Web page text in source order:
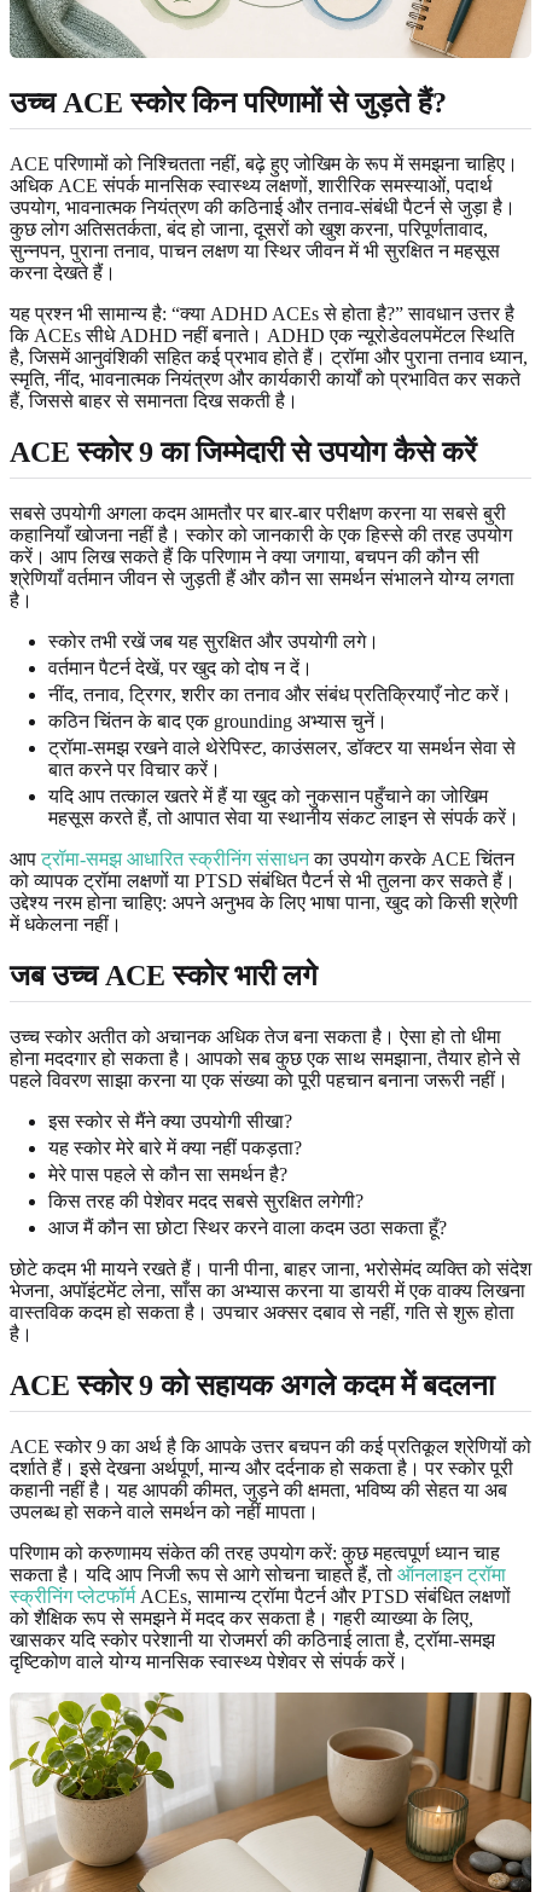
उच्च ACE स्कोर किन परिणामों से जुड़ते हैं?
ACE परिणामों को निश्चितता नहीं, बढ़े हुए जोखिम के रूप में समझना चाहिए।
अधिक ACE संपर्क मानसिक स्वास्थ्य लक्षणों, शारीरिक समस्याओं, पदार्थ
उपयोग, भावनात्मक नियंत्रण की कठिनाई और तनाव-संबंधी पैटर्न से जुड़ा है।
कुछ लोग अतिसतर्कता, बंद हो जाना, दूसरों को खुश करना, परिपूर्णतावाद,
सुन्नपन, पुराना तनाव, पाचन लक्षण या स्थिर जीवन में भी सुरक्षित न महसूस
करना देखते हैं।
यह प्रश्न भी सामान्य है: “क्या ADHD ACEs से होता है?” सावधान उत्तर है
कि ACEs सीधे ADHD नहीं बनाते। ADHD एक न्यूरोडेवलपमेंटल स्थिति
है, जिसमें आनुवंशिकी सहित कई प्रभाव होते हैं। ट्रॉमा और पुराना तनाव ध्यान,
स्मृति, नींद, भावनात्मक नियंत्रण और कार्यकारी कार्यों को प्रभावित कर सकते
हैं, जिससे बाहर से समानता दिख सकती है।
ACE स्कोर 9 का जिम्मेदारी से उपयोग कैसे करें
सबसे उपयोगी अगला कदम आमतौर पर बार-बार परीक्षण करना या सबसे बुरी
कहानियाँ खोजना नहीं है। स्कोर को जानकारी के एक हिस्से की तरह उपयोग
करें। आप लिख सकते हैं कि परिणाम ने क्या जगाया, बचपन की कौन सी
श्रेणियाँ वर्तमान जीवन से जुड़ती हैं और कौन सा समर्थन संभालने योग्य लगता
है।
स्कोर तभी रखें जब यह सुरक्षित और उपयोगी लगे।
वर्तमान पैटर्न देखें, पर खुद को दोष न दें।
नींद, तनाव, ट्रिगर, शरीर का तनाव और संबंध प्रतिक्रियाएँ नोट करें।
कठिन चिंतन के बाद एक grounding अभ्यास चुनें।
ट्रॉमा-समझ रखने वाले थेरेपिस्ट, काउंसलर, डॉक्टर या समर्थन सेवा से
बात करने पर विचार करें।
यदि आप तत्काल खतरे में हैं या खुद को नुकसान पहुँचाने का जोखिम
महसूस करते हैं, तो आपात सेवा या स्थानीय संकट लाइन से संपर्क करें।
आपट्रॉमा-समझ आधारित स्क्रीनिंग संसाधनका उपयोग करके ACE चिंतन
को व्यापक ट्रॉमा लक्षणों या PTSD संबंधित पैटर्न से भी तुलना कर सकते हैं।
उद्देश्य नरम होना चाहिए: अपने अनुभव के लिए भाषा पाना, खुद को किसी श्रेणी
में धकेलना नहीं।
जब उच्च ACE स्कोर भारी लगे
उच्च स्कोर अतीत को अचानक अधिक तेज बना सकता है। ऐसा हो तो धीमा
होना मददगार हो सकता है। आपको सब कुछ एक साथ समझाना, तैयार होने से
पहले विवरण साझा करना या एक संख्या को पूरी पहचान बनाना जरूरी नहीं।
इस स्कोर से मैंने क्या उपयोगी सीखा?
यह स्कोर मेरे बारे में क्या नहीं पकड़ता?
मेरे पास पहले से कौन सा समर्थन है?
किस तरह की पेशेवर मदद सबसे सुरक्षित लगेगी?
आज मैं कौन सा छोटा स्थिर करने वाला कदम उठा सकता हूँ?
छोटे कदम भी मायने रखते हैं। पानी पीना, बाहर जाना, भरोसेमंद व्यक्ति को संदेश
भेजना, अपॉइंटमेंट लेना, साँस का अभ्यास करना या डायरी में एक वाक्य लिखना
वास्तविक कदम हो सकता है। उपचार अक्सर दबाव से नहीं, गति से शुरू होता
है।
ACE स्कोर 9 को सहायक अगले कदम में बदलना
ACE स्कोर 9 का अर्थ है कि आपके उत्तर बचपन की कई प्रतिकूल श्रेणियों को
दर्शाते हैं। इसे देखना अर्थपूर्ण, मान्य और दर्दनाक हो सकता है। पर स्कोर पूरी
कहानी नहीं है। यह आपकी कीमत, जुड़ने की क्षमता, भविष्य की सेहत या अब
उपलब्ध हो सकने वाले समर्थन को नहीं मापता।
परिणाम को करुणामय संकेत की तरह उपयोग करें: कुछ महत्वपूर्ण ध्यान चाह
सकता है। यदि आप निजी रूप से आगे सोचना चाहते हैं, तो ऑनलाइन ट्रॉमा
स्क्रीनिंग प्लेटफॉर्मACEs, सामान्य ट्रॉमा पैटर्न और PTSD संबंधित लक्षणों
को शैक्षिक रूप से समझने में मदद कर सकता है। गहरी व्याख्या के लिए,
खासकर यदि स्कोर परेशानी या रोजमर्रा की कठिनाई लाता है, ट्रॉमा-समझ
दृष्टिकोण वाले योग्य मानसिक स्वास्थ्य पेशेवर से संपर्क करें।